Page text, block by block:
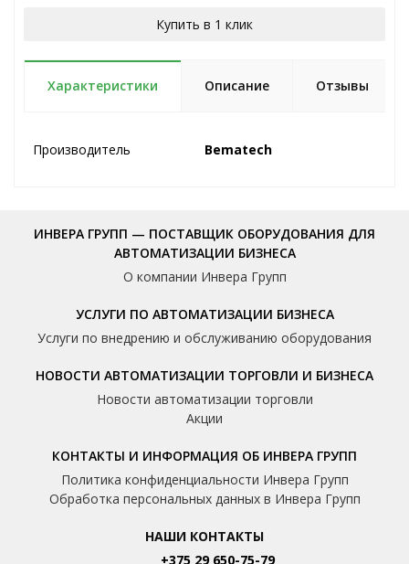
Купить в 1 клик
Характеристики Описание Отзывы
Производитель Bematech
ИНВЕРА ГРУПП — ПОСТАВЩИК ОБОРУДОВАНИЯ ДЛЯ
АВТОМАТИЗАЦИИ БИЗНЕСА
О компании Инвера Групп
УСЛУГИ ПО АВТОМАТИЗАЦИИ БИЗНЕСА
Услуги по внедрению и обслуживанию оборудования
НОВОСТИ АВТОМАТИЗАЦИИ ТОРГОВЛИ И БИЗНЕСА
Новости автоматизации торговли
Акции
КОНТАКТЫ И ИНФОРМАЦИЯ ОБ ИНВЕРА ГРУПП
Политика конфиденциальности Инвера Групп
Обработка персональных данных в Инвера Групп
НАШИ КОНТАКТЫ
+375 29 650-75-79